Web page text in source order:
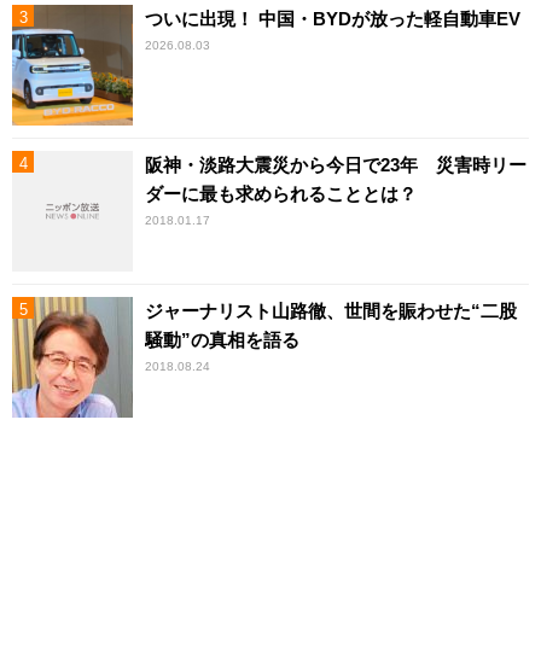
ついに出現！ 中国・BYDが放った軽自動車EV
2026.08.03
阪神・淡路大震災から今日で23年 災害時リー
ダーに最も求められることとは？
2018.01.17
ジャーナリスト山路徹、世間を賑わせた“二股
騒動”の真相を語る
2018.08.24